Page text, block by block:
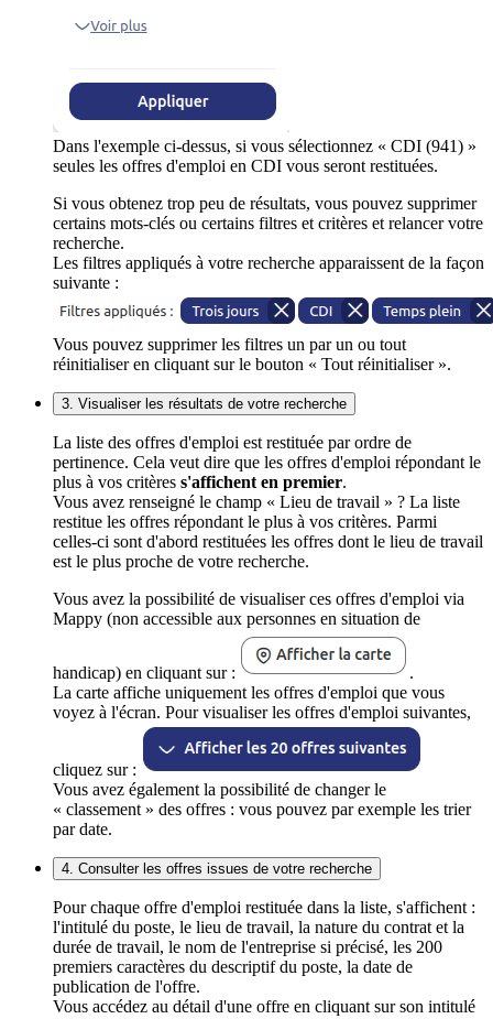
Dans l'exemple ci-dessus, si vous sélectionnez « CDI (941) »
seules les offres d'emploi en CDI vous seront restituées.
Si vous obtenez trop peu de résultats, vous pouvez supprimer
certains mots-clés ou certains filtres et critères et relancer votre
recherche.
Les filtres appliqués à votre recherche apparaissent de la façon
suivante :
Vous pouvez supprimer les filtres un par un ou tout
réinitialiser en cliquant sur le bouton « Tout réinitialiser ».
3. Visualiser les résultats de votre recherche
La liste des offres d'emploi est restituée par ordre de
pertinence. Cela veut dire que les offres d'emploi répondant le
plus à vos critères s'affichent en premier.
Vous avez renseigné le champ « Lieu de travail » ? La liste
restitue les offres répondant le plus à vos critères. Parmi
celles-ci sont d'abord restituées les offres dont le lieu de travail
est le plus proche de votre recherche.
Vous avez la possibilité de visualiser ces offres d'emploi via
Mappy (non accessible aux personnes en situation de
handicap) en cliquant sur :
.
La carte affiche uniquement les offres d'emploi que vous
voyez à l'écran. Pour visualiser les offres d'emploi suivantes,
cliquez sur :
Vous avez également la possibilité de changer le
« classement » des offres : vous pouvez par exemple les trier
par date.
4. Consulter les offres issues de votre recherche
Pour chaque offre d'emploi restituée dans la liste, s'affichent :
l'intitulé du poste, le lieu de travail, la nature du contrat et la
durée de travail, le nom de l'entreprise si précisé, les 200
premiers caractères du descriptif du poste, la date de
publication de l'offre.
Vous accédez au détail d'une offre en cliquant sur son intitulé